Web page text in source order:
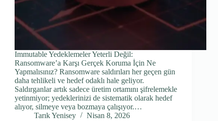
Immutable Yedeklemeler Yeterli Değil:
Ransomware’a Karşı Gerçek Koruma İçin Ne
Yapmalısınız? Ransomware saldırıları her geçen gün
daha tehlikeli ve hedef odaklı hale geliyor.
Saldırganlar artık sadece üretim ortamını şifrelemekle
yetinmiyor; yedeklerinizi de sistematik olarak hedef
alıyor, silmeye veya bozmaya çalışıyor.…
Tarık Yenisey
Nisan 8, 2026